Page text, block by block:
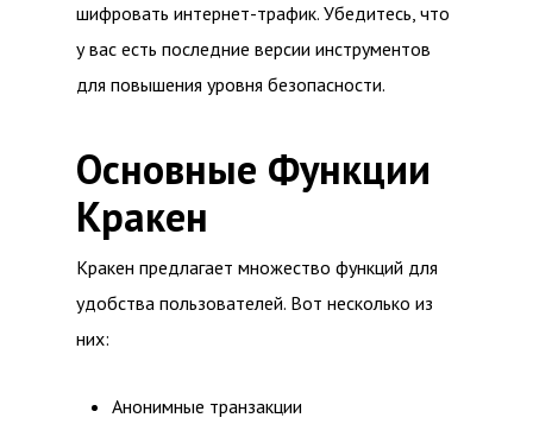
шифровать интернет-трафик. Убедитесь, что
у вас есть последние версии инструментов
для повышения уровня безопасности.
Основные Функции
Кракен
Кракен предлагает множество функций для
удобства пользователей. Вот несколько из
них:
Анонимные транзакции